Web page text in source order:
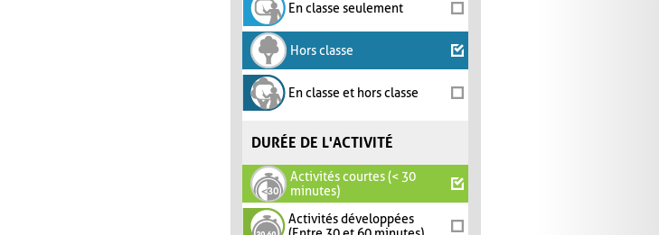
En classe seulement
Hors classe
En classe et hors classe
DURÉE DE L'ACTIVITÉ
Activités courtes (< 30
minutes)
Activités développées